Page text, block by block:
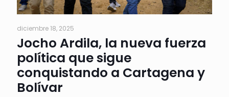
diciembre 18, 2025
Jocho Ardila, la nueva fuerza
política que sigue
conquistando a Cartagena y
Bolívar